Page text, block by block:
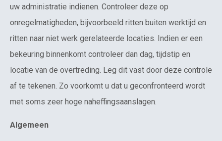
uw administratie indienen. Controleer deze op
onregelmatigheden, bijvoorbeeld ritten buiten werktijd en
ritten naar niet werk gerelateerde locaties. Indien er een
bekeuring binnenkomt controleer dan dag, tijdstip en
locatie van de overtreding. Leg dit vast door deze controle
af te tekenen. Zo voorkomt u dat u geconfronteerd wordt
met soms zeer hoge naheffingsaanslagen.
Algemeen